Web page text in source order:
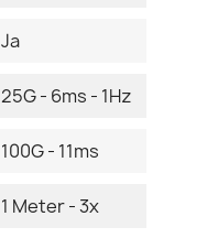
Ja
25G - 6ms - 1Hz
100G - 11ms
1 Meter - 3x